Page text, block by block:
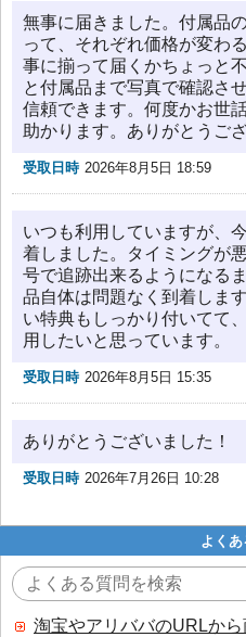
無事に届きました。付属品
って、それぞれ価格が変わ
事に揃って届くかちょっと
と付属品まで写真で確認さ
信頼できます。何度かお世
助かります。ありがとうご
受取日時 2026年8月5日 18:59
いつも利用していますが、
着しました。タイミングが
号で追跡出来るようになる
品自体は問題なく到着しま
い特典もしっかり付いてて
用したいと思っています。
受取日時 2026年8月5日 15:35
ありがとうございました！
受取日時 2026年7月26日 10:28
よくあ